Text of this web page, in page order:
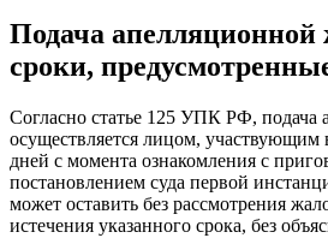
Подача
сроки,
Согласно статье 125 УПК РФ, подача
осуществляется лицом, участвующим
дней с момента ознакомления с
постановлением суда первой
может оставить без рассмотрения
истечения указанного срока, без